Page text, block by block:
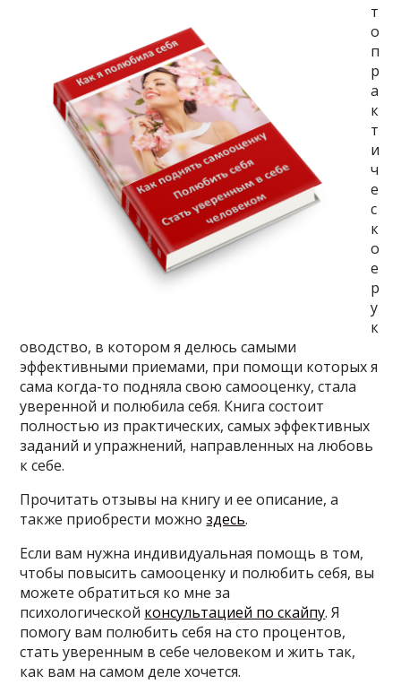
т
о
п
р
а
к
т
и
ч
е
с
к
о
е
р
у
к
оводство, в котором я делюсь самыми
эффективными приемами, при помощи которых я
сама когда-то подняла свою самооценку, стала
уверенной и полюбила себя. Книга состоит
полностью из практических, самых эффективных
заданий и упражнений, направленных на любовь
к себе.
Прочитать отзывы на книгу и ее описание, а
также приобрести можноздесь.
Если вам нужна индивидуальная помощь в том,
чтобы повысить самооценку и полюбить себя, вы
можете обратиться ко мне за
психологической консультацией по скайпу. Я
помогу вам полюбить себя на сто процентов,
стать уверенным в себе человеком и жить так,
как вам на самом деле хочется.